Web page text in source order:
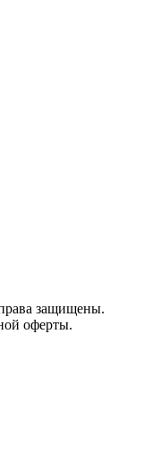
защищены.
оферты.